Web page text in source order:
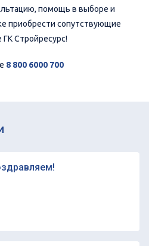
помощь в выборе и
приобрести сопутствующие
Стройресурс!
8 800 6000 700